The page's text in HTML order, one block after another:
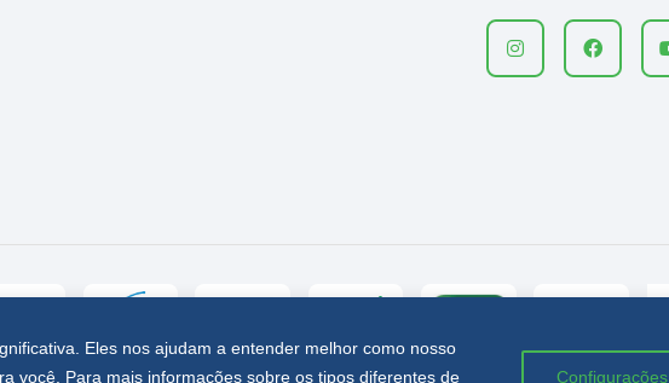
Eles nos ajudam a entender melhor como nosso
você. Para mais informações sobre os tipos diferentes de
Configurações